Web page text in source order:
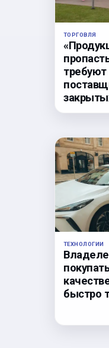
ТОРГОВЛЯ
требуют
ТЕХНОЛОГИИ
быстро